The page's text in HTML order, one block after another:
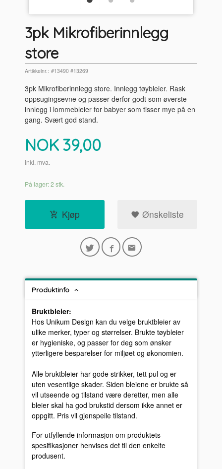
3pk Mikrofiberinnlegg
store
Artikkelnr.: #13490 #13269
3pk Mikrofiberinnlegg store. Innlegg tøybleier. Rask
oppsugingsevne og passer derfor godt som øverste
innlegg i lommebleier for babyer som tisser mye på en
gang. Svært god stand.
Pris
NOK 39,00
inkl. mva.
På lager: 2 stk.
Kjøp Ønskeliste
Produktinfo
Bruktbleier:
Hos Unikum Design kan du velge bruktbleier av
ulike merker, typer og størrelser. Brukte tøybleier
er hygieniske, og passer for deg som ønsker
ytterligere besparelser for miljøet og økonomien.
Alle bruktbleier har gode strikker, tett pul og er
uten vesentlige skader. Siden bleiene er brukte så
vil utseende og tilstand være deretter, men alle
bleier skal ha god brukstid dersom ikke annet er
oppgitt. Pris vil gjenspeile tilstand.
For utfyllende informasjon om produktets
spesifikasjoner henvises det til den enkelte
produsent.